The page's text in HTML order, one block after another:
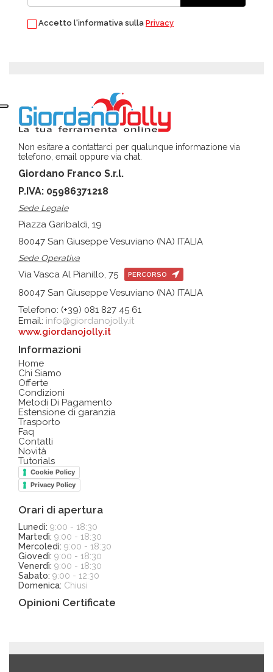
Accetto l'informativa sulla Privacy
Non esitare a contattarci per qualunque informazione via
telefono, email oppure via chat.
Giordano Franco S.r.l.
P.IVA: 05986371218
Sede Legale
Piazza Garibaldi, 19
80047 San Giuseppe Vesuviano (NA) ITALIA
Sede Operativa
Via Vasca Al Pianillo, 75 PERCORSO
80047 San Giuseppe Vesuviano (NA) ITALIA
Telefono: (+39) 081 827 45 61
Email: info@giordanojolly.it
www.giordanojolly.it
Informazioni
Home
Chi Siamo
Offerte
Condizioni
Metodi Di Pagamento
Estensione di garanzia
Trasporto
Faq
Contatti
Novità
Tutorials
Cookie Policy
Privacy Policy
Orari di apertura
Lunedì: 9:00 - 18:30
Martedì: 9:00 - 18:30
Mercoledì: 9:00 - 18:30
Giovedì: 9:00 - 18:30
Venerdì: 9:00 - 18:30
Sabato: 9:00 - 12:30
Domenica: Chiusi
Opinioni Certificate